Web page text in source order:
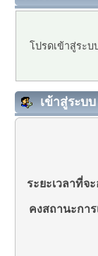
โปรดเข้าสู่ระ
เข้าสู่ระบบ
ระยะเวลาที่จ
คงสถานะกา